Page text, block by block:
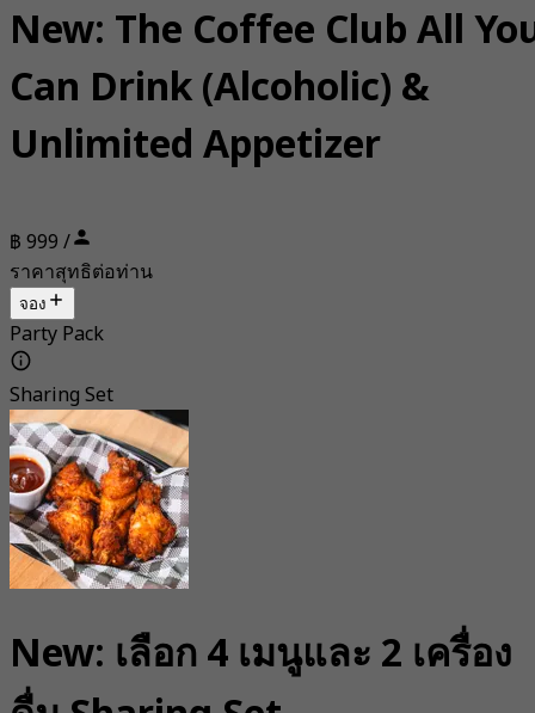
New: The Coffee Club All
Can Drink (Alcoholic) &
Unlimited Appetizer
฿ 999 /
ราคาสุทธิต่อท่าน
จอง
Party Pack
Sharing Set
New: เลือก 4 เมนูและ 2 เครื่อง